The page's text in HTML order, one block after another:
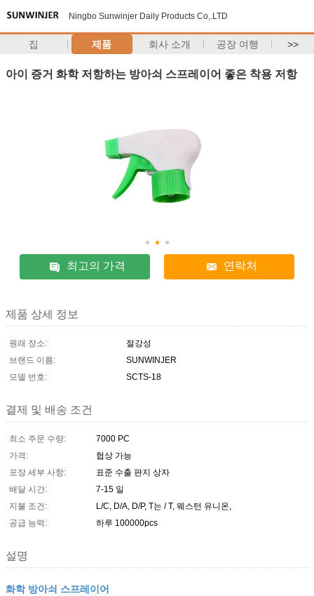
Ningbo Sunwinjer Daily Products Co,.LTD
집 제품 회사 소개 공장 여행 >>
아이 증거 화학 저항하는 방아쇠 스프레이어 좋은 착용 저항
최고의 가격 연락처
제품 상세 정보
원래 장소:
절강성
브랜드 이름:
SUNWINJER
모델 번호:
SCTS-18
결제 및 배송 조건
최소 주문 수량:
7000 PC
가격:
협상 가능
포장 세부 사항:
표준 수출 판지 상자
배달 시간:
7-15 일
지불 조건:
L/C, D/A, D/P, T는 / T, 웨스턴 유니온,
공급 능력:
하루 100000pcs
설명
화학 방아쇠 스프레이어